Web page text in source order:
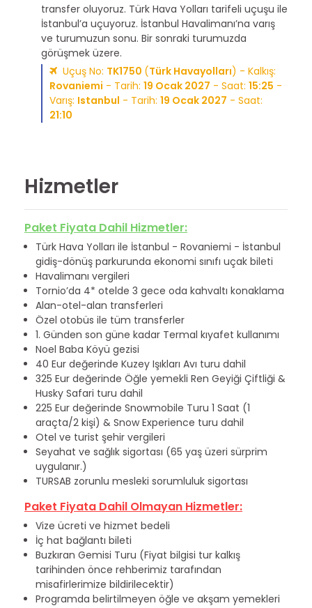
transfer oluyoruz. Türk Hava Yolları tarifeli uçuşu ile
İstanbul’a uçuyoruz. İstanbul Havalimanı’na varış
ve turumuzun sonu. Bir sonraki turumuzda
görüşmek üzere.
Uçuş No: TK1750 (Türk Havayolları) - Kalkış:
Rovaniemi - Tarih: 19 Ocak 2027 - Saat: 15:25 -
Varış: Istanbul - Tarih: 19 Ocak 2027 - Saat:
21:10
Hizmetler
Paket Fiyata Dahil Hizmetler:
Türk Hava Yolları ile İstanbul - Rovaniemi - İstanbul
gidiş-dönüş parkurunda ekonomi sınıfı uçak bileti
Havalimanı vergileri
Tornio’da 4* otelde 3 gece oda kahvaltı konaklama
Alan-otel-alan transferleri
Özel otobüs ile tüm transferler
1. Günden son güne kadar Termal kıyafet kullanımı
Noel Baba Köyü gezisi
40 Eur değerinde Kuzey Işıkları Avı turu dahil
325 Eur değerinde Öğle yemekli Ren Geyiği Çiftliği &
Husky Safari turu dahil
225 Eur değerinde Snowmobile Turu 1 Saat (1
araçta/2 kişi) & Snow Experience turu dahil
Otel ve turist şehir vergileri
Seyahat ve sağlık sigortası (65 yaş üzeri sürprim
uygulanır.)
TURSAB zorunlu mesleki sorumluluk sigortası
Paket Fiyata Dahil Olmayan Hizmetler:
Vize ücreti ve hizmet bedeli
İç hat bağlantı bileti
Buzkıran Gemisi Turu (Fiyat bilgisi tur kalkış
tarihinden önce rehberimiz tarafından
misafirlerimize bildirilecektir)
Programda belirtilmeyen öğle ve akşam yemekleri